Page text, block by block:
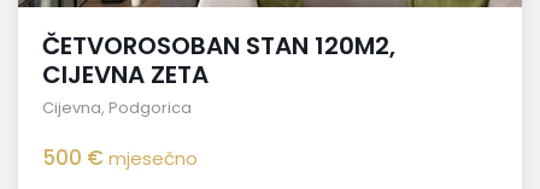
ČETVOROSOBAN STAN 120M2,
CIJEVNA ZETA
Cijevna, Podgorica
500 €mjesečno